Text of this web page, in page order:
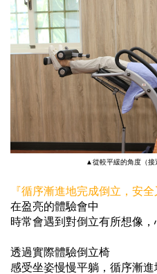
▲從較平緩的角度（接
『循序漸進地完成倒立，安全
在盈亮的體驗會中
時常會遇到 對倒立有所想像
透過實際體驗倒立椅
感受坐姿慢慢平躺， 循序漸進